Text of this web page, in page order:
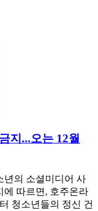
지...오는 12월
년의 소셜미디어 사
에 따르면, 호주온라
청소년들의 정신 건